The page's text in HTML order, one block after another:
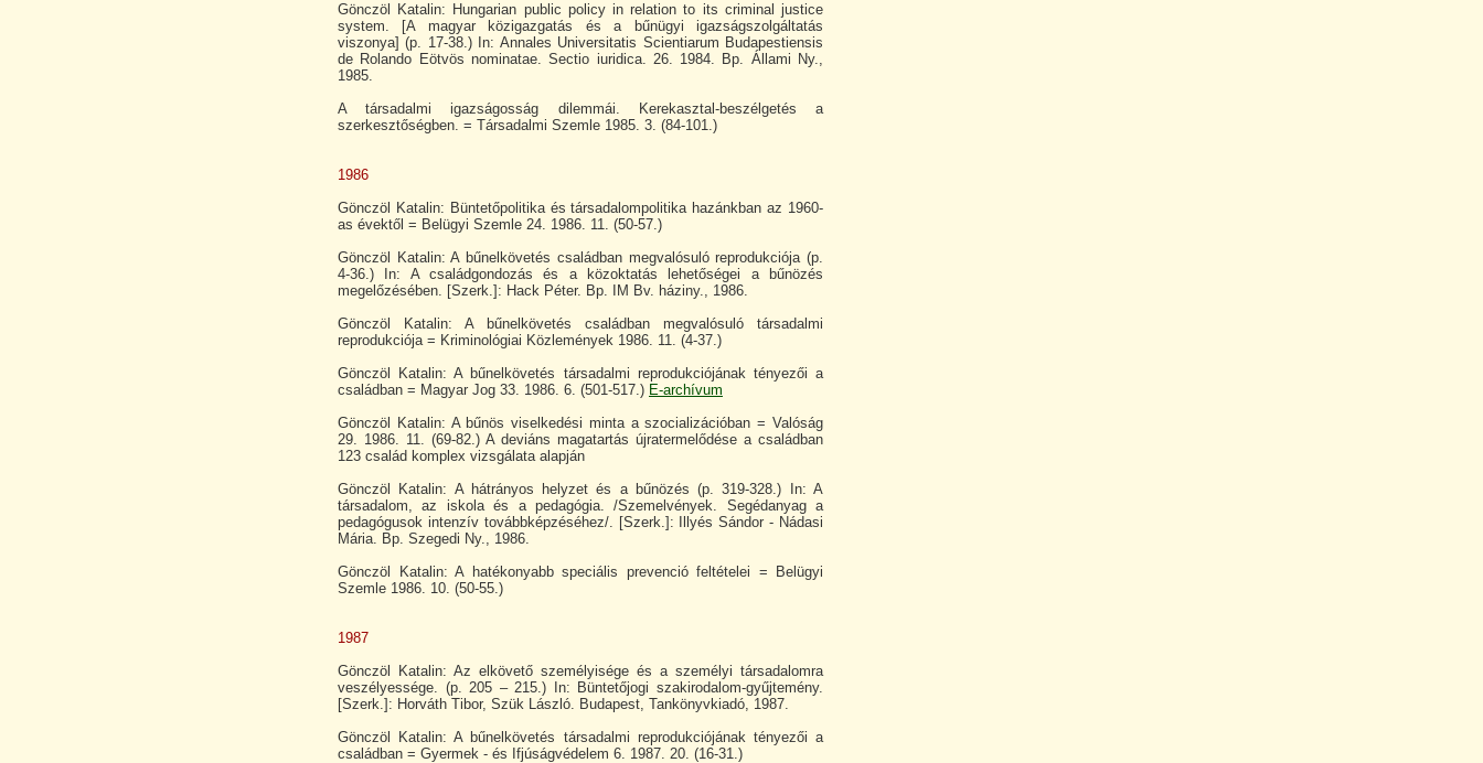
Gönczöl Katalin: Hungarian public policy in relation to its criminal justice
system. [A magyar közigazgatás és a bűnügyi igazságszolgáltatás
viszonya] (p. 17-38.) In: Annales Universitatis Scientiarum Budapestiensis
de Rolando Eötvös nominatae. Sectio iuridica. 26. 1984. Bp. Állami Ny.,
1985.
A társadalmi igazságosság dilemmái. Kerekasztal-beszélgetés a
szerkesztőségben. = Társadalmi Szemle 1985. 3. (84-101.)
1986
Gönczöl Katalin: Büntetőpolitika és társadalompolitika hazánkban az 1960-
as évektől = Belügyi Szemle 24. 1986. 11. (50-57.)
Gönczöl Katalin: A bűnelkövetés családban megvalósuló reprodukciója (p.
4-36.) In: A családgondozás és a közoktatás lehetőségei a bűnözés
megelőzésében. [Szerk.]: Hack Péter. Bp. IM Bv. háziny., 1986.
Gönczöl Katalin: A bűnelkövetés családban megvalósuló társadalmi
reprodukciója = Kriminológiai Közlemények 1986. 11. (4-37.)
Gönczöl Katalin: A bűnelkövetés társadalmi reprodukciójának tényezői a
családban = Magyar Jog 33. 1986. 6. (501-517.) E-archívum
Gönczöl Katalin: A bűnös viselkedési minta a szocializációban = Valóság
29. 1986. 11. (69-82.) A deviáns magatartás újratermelődése a családban
123 család komplex vizsgálata alapján
Gönczöl Katalin: A hátrányos helyzet és a bűnözés (p. 319-328.) In: A
társadalom, az iskola és a pedagógia. /Szemelvények. Segédanyag a
pedagógusok intenzív továbbképzéséhez/. [Szerk.]: Illyés Sándor - Nádasi
Mária. Bp. Szegedi Ny., 1986.
Gönczöl Katalin: A hatékonyabb speciális prevenció feltételei = Belügyi
Szemle 1986. 10. (50-55.)
1987
Gönczöl Katalin: Az elkövető személyisége és a személyi társadalomra
veszélyessége. (p. 205 – 215.) In: Büntetőjogi szakirodalom-gyűjtemény.
[Szerk.]: Horváth Tibor, Szük László. Budapest, Tankönyvkiadó, 1987.
Gönczöl Katalin: A bűnelkövetés társadalmi reprodukciójának tényezői a
családban = Gyermek - és Ifjúságvédelem 6. 1987. 20. (16-31.)